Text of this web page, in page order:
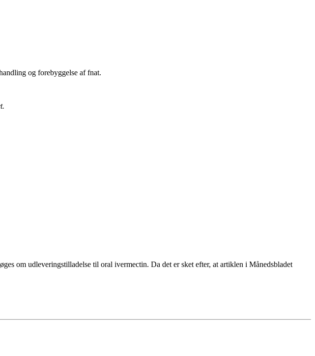
og forebyggelse af fnat.
om udleveringstilladelse til oral ivermectin. Da det er sket efter, at artiklen i Månedsbladet